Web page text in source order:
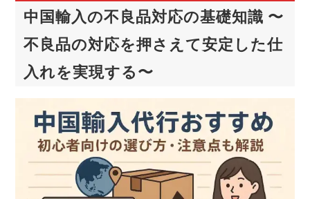
中国輸入の不良品対応の基礎知識 〜
不良品の対応を押さえて安定した仕
入れを実現する〜